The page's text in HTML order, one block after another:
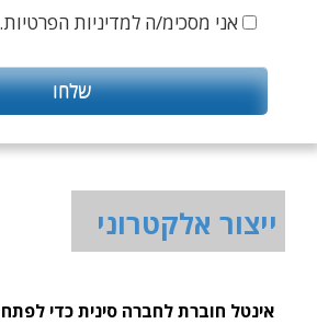
אני מסכימ/ה למדיניות הפרטיות.
ייצור אלקטרוני
אינטל חוברת לחברה סינית כדי